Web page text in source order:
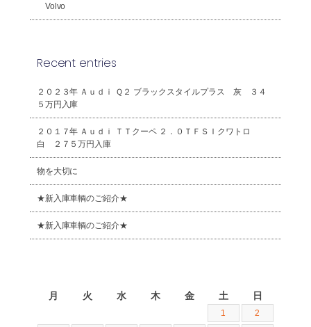
Volvo
Recent entries
２０２３年 Ａｕｄｉ Ｑ２ ブラックスタイルプラス 灰 ３４
５万円入庫
２０１７年 Ａｕｄｉ ＴＴクーペ ２．０ＴＦＳＩクワトロ
白 ２７５万円入庫
物を大切に
★新入庫車輌のご紹介★
★新入庫車輌のご紹介★
月 火 水 木 金 土 日
1 2